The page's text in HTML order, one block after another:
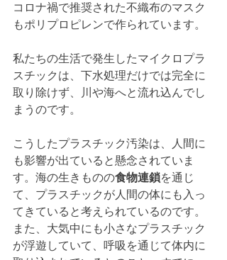
コロナ禍で推奨された不織布のマスク
もポリプロピレンで作られています。
私たちの生活で発生したマイクロプラ
スチックは、下水処理だけでは完全に
取り除けず、川や海へと流れ込んでし
まうのです。
こうしたプラスチック汚染は、人間に
も影響が出ていると懸念されていま
す。海の生きものの食物連鎖を通じ
て、プラスチックが人間の体にも入っ
てきていると考えられているのです。
また、大気中にも小さなプラスチック
が浮遊していて、呼吸を通じて体内に